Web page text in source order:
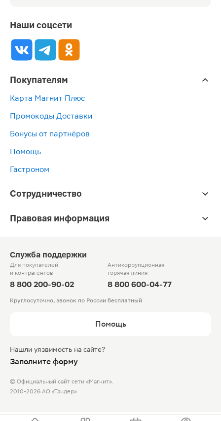
Наши соцсети
Покупателям
Карта Магнит Плюс
Промокоды Доставки
Бонусы от партнёров
Помощь
Гастроном
Сотрудничество
Правовая информация
Служба поддержки
Для покупателей
и контрагентов
8 800 200-90-02
Антикоррупционная
горячая линия
8 800 600-04-77
Круглосуточно, звонок по России бесплатный
Помощь
Нашли уязвимость на сайте?
Заполните форму
© Официальный сайт сети «Магнит».
2010-2026 АО «Тандер»